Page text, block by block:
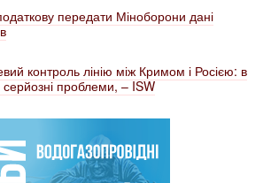
передати Міноборони дані
контроль лінію між Кримом і Росією: в
серйозні проблеми, – ISW